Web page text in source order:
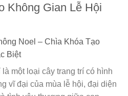
Không Gian Lễ Hội
Noel – Chìa Khóa Tạo
Biệt
một loại cây trang trí có hình
vĩ đại của mùa lễ hội, đại diện